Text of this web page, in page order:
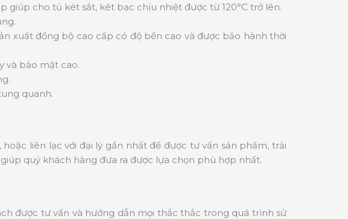
cho tủ két sắt, két bạc chịu nhiệt được từ 120°C trở lên.
xuất đồng bộ cao cấp có độ bền cao và được bảo hành thời
và bảo mật cao.
quanh.
liên lạc với đại lý gần nhất để được tư vấn sản phẩm, trải
quý khách hàng đưa ra được lựa chọn phù hợp nhất.
được tư vấn và hướng dẫn mọi thắc thắc trong quá trình sử